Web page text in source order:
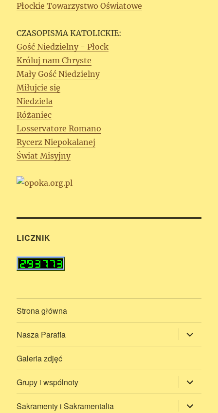
Płockie Towarzystwo Oświatowe
CZASOPISMA KATOLICKIE:
Gość Niedzielny - Płock
Króluj nam Chryste
Mały Gość Niedzielny
Miłujcie się
Niedziela
Różaniec
Losservatore Romano
Rycerz Niepokalanej
Świat Misyjny
LICZNIK
Strona główna
Nasza Parafia rozwiń
menu
potomne
Galeria zdjęć
Grupy i wspólnoty rozwiń
menu
potomne
Sakramenty i Sakramentalia
rozwiń